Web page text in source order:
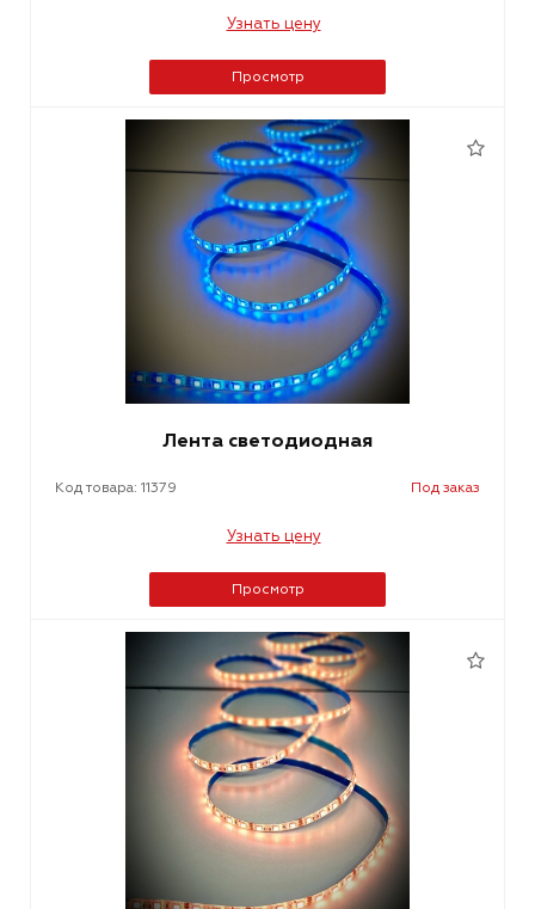
Узнать цену
Просмотр
Лента светодиодная
Код товара: 11379 Под заказ
Узнать цену
Просмотр